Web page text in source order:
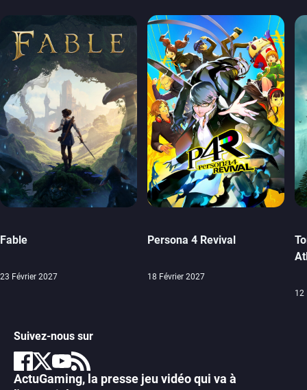
Fable
23 Février 2027
Persona 4 Revival
18 Février 2027
12
Suivez-nous sur
ActuGaming, la presse jeu vidéo qui va à